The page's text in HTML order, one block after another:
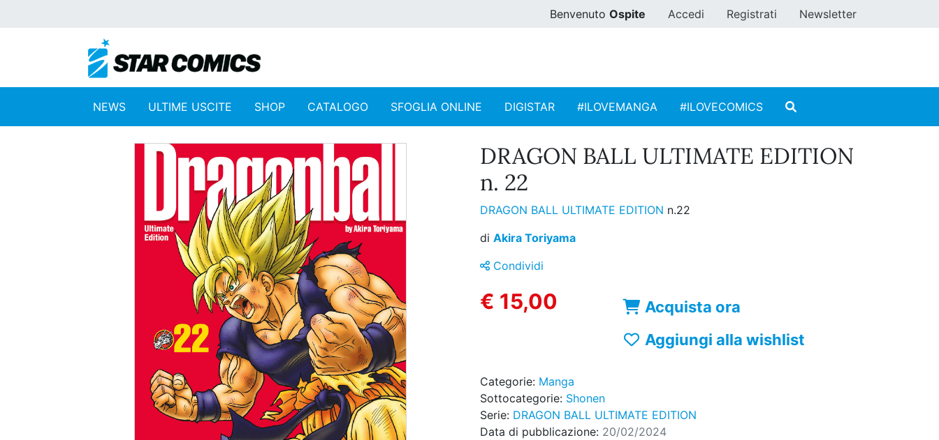
Benvenuto Ospite Accedi Registrati Newsletter
NEWS ULTIME USCITE SHOP CATALOGO SFOGLIA ONLINE DIGISTAR #ILOVEMANGA #ILOVECOMICS
DRAGON BALL ULTIMATE EDITION
n. 22
DRAGON BALL ULTIMATE EDITION n.22
di Akira Toriyama
Condividi
€ 15,00
Acquista ora
Aggiungi alla wishlist
Categorie: Manga
Sottocategorie: Shonen
Serie: DRAGON BALL ULTIMATE EDITION
Data di pubblicazione: 20/02/2024